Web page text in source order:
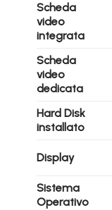
Scheda
video
integrata
Scheda
video
dedicata
Hard Disk
installato
Display
Sistema
Operativo